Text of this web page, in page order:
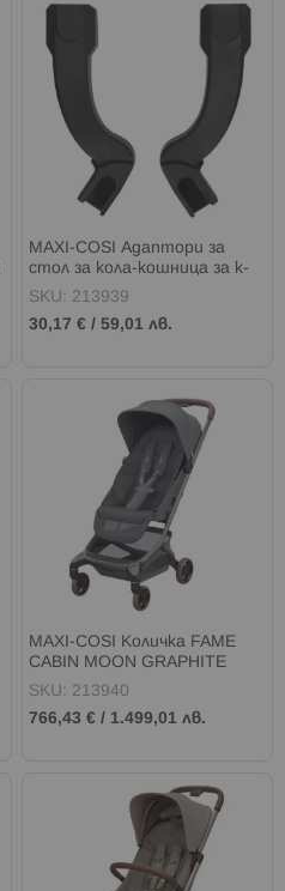
MAXI-COSI Адаптори за
стол за кола-кошница за к-
ка Oxford Cabin
SKU: 213939
30,17 € / 59,01 лв.
MAXI-COSI Kоличка FAME
CABIN MOON GRAPHITE
SKU: 213940
766,43 € / 1.499,01 лв.